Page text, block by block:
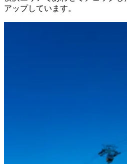
アップしています。